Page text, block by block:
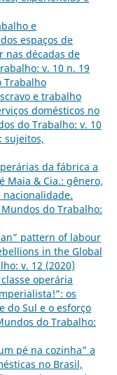
e
espaços de
nas décadas de
v. 10 n. 19
Trabalho
e trabalho
domésticos no
do Trabalho: v. 10
sujeitos,
da fábrica a
Maia & Cia.: gênero,
Mundos do Trabalho:
pattern of labour
in the Global
v. 12 (2020)
classe operária
os
do Sul e o esforço
do Trabalho:
pé na cozinha” a
no Brasil,